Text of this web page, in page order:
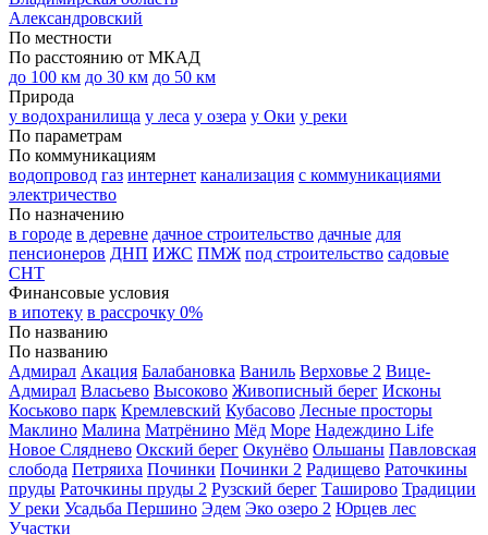
Александровский
По местности
По расстоянию от МКАД
до 100 км до 30 км до 50 км
Природа
у водохранилища у леса у озера у Оки у реки
По параметрам
По коммуникациям
водопровод газ интернет канализация с коммуникациями
электричество
По назначению
в городе в деревне дачное строительство дачные для
пенсионеров ДНП ИЖС ПМЖ под строительство садовые
СНТ
Финансовые условия
в ипотеку в рассрочку 0%
По названию
По названию
Адмирал Акация Балабановка Ваниль Верховье 2 Вице-
Адмирал Власьево Высоково Живописный берег Исконы
Коськово парк Кремлевский Кубасово Лесные просторы
Маклино Малина Матрёнино Мёд Море Надеждино Life
Новое Сляднево Окский берег Окунёво Ольшаны Павловская
слобода Петряиха Починки Починки 2 Радищево Раточкины
пруды Раточкины пруды 2 Рузский берег Таширово Традиции
У реки Усадьба Першино Эдем Эко озеро 2 Юрцев лес
Участки